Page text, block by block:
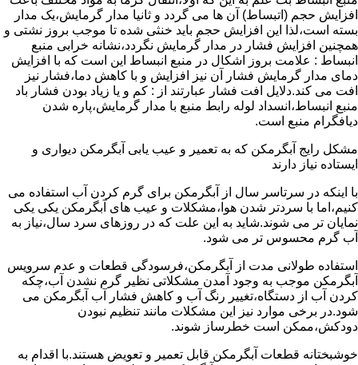
افزایش حجم (اتبساط) آن ها می گردد و ثانیا مدار گرمایش،یک مدار
بسته است،لذا این افزایش حجم باید خنثی شده تا موجب بروز نشتی و
همچنین افزایش فشار در مدار گرمایش نگردد،نشانه خرابی منبع
انبساط : علامت بروز اشکال در منبع انبساط این است که با افزایش
دمای مدار گرمایش فشار آن نیز افزایش و با کاهش دما،فشار نیز
افت می کند.دلایل افت فشار عبارتند از : کم و یا زیاد بودن فشار باد
منبع انبساط،انسداد لوله رابط منبع با مدار گرمایش،پاره شدن
دیافگرام منبع است.
مشکل رایج آبگرمکن که به تعمیر و عیب یابی آبگرمکن دیواری و
ایستاده نیاز دارند
با اینکه در سرتاسر سال از آبگرمکن برای گرم کردن آب استفاده می
کنیم،اما با سردتر شدن هوا،مشکلات و عیب های آبگرمکن یکی یکی
نمایان تر می شوند.شاید به این علت که در روزهای سرد سال،نیاز به
آب گرم محسوس تر می شود.
استفاده طولانی مدت از آبگرمکن،فرسودگی قطعات و عدم سرویس
آبگرمکن موجب به وجود آمدن مشکلاتی نظیر گرم نشدن آب،چکه
کردن آب از دستگاه،تغییر رنگ آب و کاهش فشار آب آبگرمکن می
شود.در برخی موارد نیز این مشکلات مانند تنظیم نبودن
دودکش،ممکن است خطرساز شوند.
خوشبختانه قطعات آبگرمکن قابل تعمیر و تعویض هستند.با اقدام به